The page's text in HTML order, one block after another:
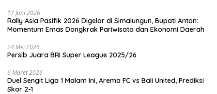
17 Juni 2026
Rally Asia Pasifik 2026 Digelar di Simalungun, Bupati Anton:
Momentum Emas Dongkrak Pariwisata dan Ekonomi Daerah
24 Mei 2026
Persib Juara BRI Super League 2025/26
6 Maret 2026
Duel Sengit Liga 1 Malam Ini, Arema FC vs Bali United, Prediksi
Skor 2-1